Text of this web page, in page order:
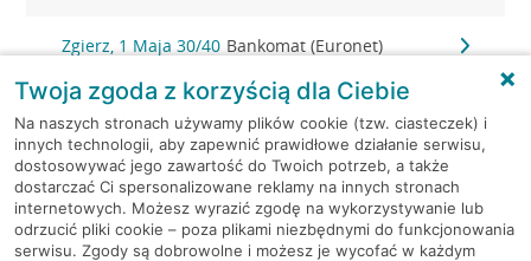
Zgierz, 1 Maja 30/40 Bankomat (Euronet)
Zgierz, 3-go maja 5a Bankomat (Planet Cash)
Zgierz, 3 Maja 4 Bankomat (Planet Cash)
Zgierz, 3 Maja 4 Bankomat (Planet Cash)
Twoja zgoda z korzyścią dla Ciebie
Na naszych stronach używamy plików cookie (tzw. ciasteczek) i
innych technologii, aby zapewnić prawidłowe działanie serwisu,
dostosowywać jego zawartość do Twoich potrzeb, a także
dostarczać Ci spersonalizowane reklamy na innych stronach
internetowych. Możesz wyrazić zgodę na wykorzystywanie lub
odrzucić pliki cookie – poza plikami niezbędnymi do funkcjonowania
serwisu. Zgody są dobrowolne i możesz je wycofać w każdym